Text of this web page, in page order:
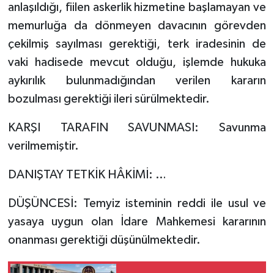
anlaşıldığı, fiilen askerlik hizmetine başlamayan ve
memurluğa da dönmeyen davacının görevden
çekilmiş sayılması gerektiği, terk iradesinin de
vaki hadisede mevcut olduğu, işlemde hukuka
aykırılık bulunmadığından verilen kararın
bozulması gerektiği ileri sürülmektedir.
KARŞI TARAFIN SAVUNMASI: Savunma
verilmemiştir.
DANIŞTAY TETKİK HÂKİMİ: …
DÜŞÜNCESİ: Temyiz isteminin reddi ile usul ve
yasaya uygun olan İdare Mahkemesi kararının
onanması gerektiği düşünülmektedir.